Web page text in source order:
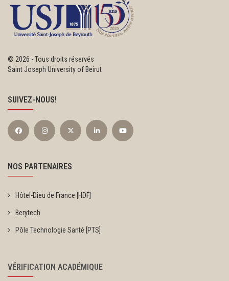
© 2026 - Tous droits réservés
Saint Joseph University of Beirut
SUIVEZ-NOUS!
NOS PARTENAIRES
Hôtel-Dieu de France [HDF]
Berytech
Pôle Technologie Santé [PTS]
VÉRIFICATION ACADÉMIQUE